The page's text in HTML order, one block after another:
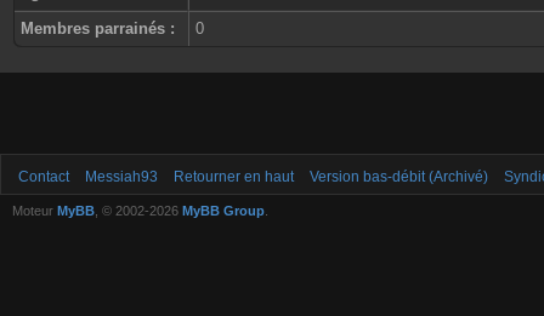
Membres parrainés : 0
Contact Messiah93 Retourner en haut Version bas-débit (Archivé)
Moteur MyBB , © 2002-2026 MyBB Group